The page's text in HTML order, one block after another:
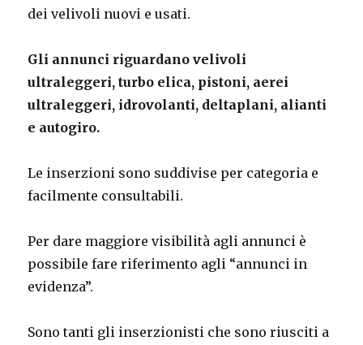
dei velivoli nuovi e usati.
Gli annunci riguardano velivoli
ultraleggeri, turbo elica, pistoni, aerei
ultraleggeri, idrovolanti, deltaplani, alianti
e autogiro.
Le inserzioni sono suddivise per categoria e
facilmente consultabili.
Per dare maggiore visibilità agli annunci è
possibile fare riferimento agli “annunci in
evidenza”.
Sono tanti gli inserzionisti che sono riusciti a